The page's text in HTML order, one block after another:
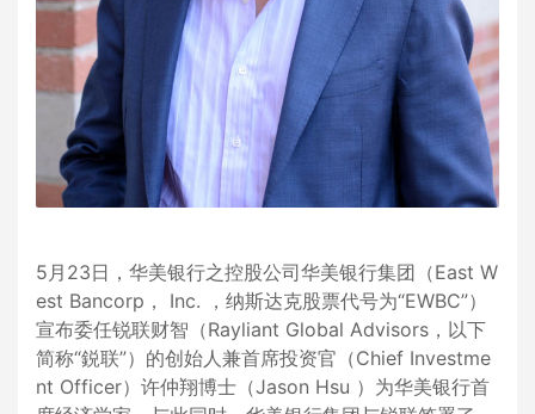
5月23日，华美银行之控股公司华美银行集团（East W
est Bancorp， Inc. ，纳斯达克股票代号为“EWBC”）
宣布委任锐联财智（Rayliant Global Advisors，以下
简称“鋭联”）的创始人兼首席投资官（Chief Investme
nt Officer）许仲翔博士（Jason Hsu ）为华美银行首